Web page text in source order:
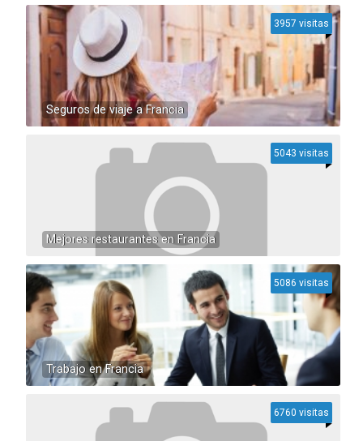
Seguros de viaje a Francia
3957 visitas
Mejores restaurantes en Francia
5043 visitas
Trabajo en Francia
5086 visitas
6760 visitas